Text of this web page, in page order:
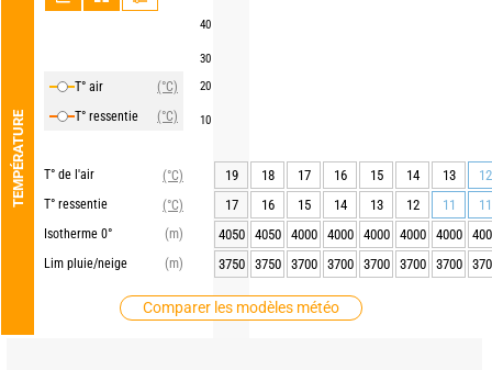
TEMPÉRATURE
T° air
(°C)
T° ressentie
(°C)
T° de l'air
(°C)
T° ressentie
(°C)
Isotherme 0°
(m)
Lim pluie/neige
(m)
Comparer les modèles météo
40
30
20
10
19 18 17 16 15 14 13
12
17
16 15 14 13 12 11
11
4050
4050 4000 4000 4000 4000 4000
3750
3750 3700 3700 3700 3700 3700